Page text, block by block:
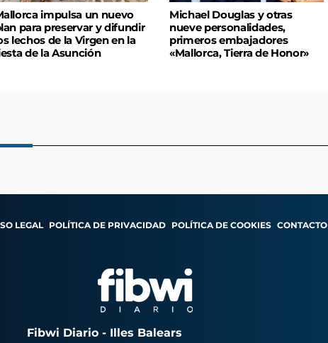
impulsa un nuevo
para preservar y difundir
lechos de la Virgen en la
de la Asunción
Michael Douglas y otras
nueve personalidades,
primeros embajadores
«Mallorca, Tierra de Honor»
LEGAL POLÍTICA DE PRIVACIDAD POLÍTICA DE COOKIES CONTACTO
Fibwi Diario - Illes Balears